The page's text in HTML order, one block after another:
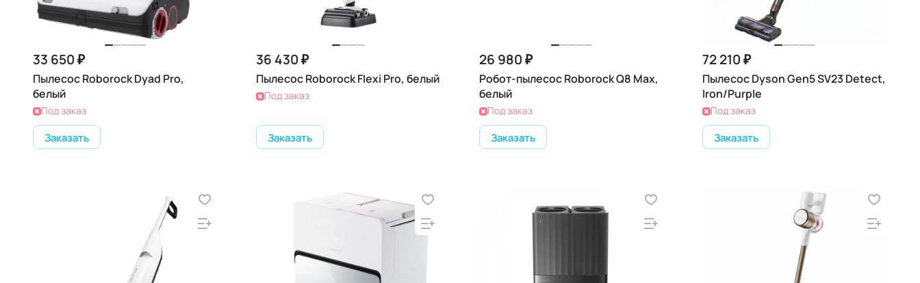
33 650 ₽
Пылесос Roborock Dyad Pro,
белый
Под заказ
Заказать
36 430 ₽
Пылесос Roborock Flexi Pro, белый
Под заказ
Заказать
26 980 ₽
Робот-пылесос Roborock Q8 Max,
белый
Под заказ
Заказать
72 210 ₽
Пылесос Dyson Gen5 SV23 Detect,
Iron/Purple
Под заказ
Заказать